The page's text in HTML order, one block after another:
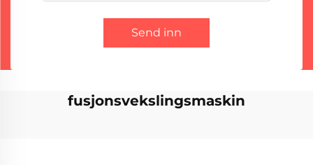
Send inn
fusjonsvekslingsmaskin